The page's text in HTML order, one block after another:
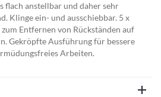
flach anstellbar und daher sehr
Klinge ein- und ausschiebbar. 5 x
Entfernen von Rückständen auf
Gekröpfte Ausführung für bessere
Arbeiten.